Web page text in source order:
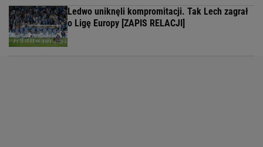
Ledwo uniknęli kompromitacji. Tak Lech zagrał
o Ligę Europy [ZAPIS RELACJI]